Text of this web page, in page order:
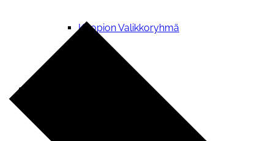
Kuopion Valikkoryhmä